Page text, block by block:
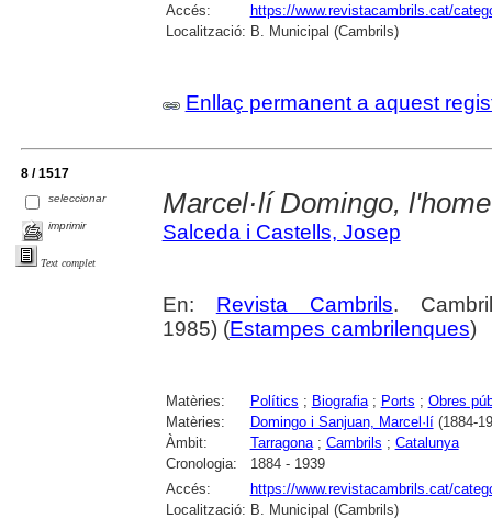
Accés:
https://www.revistacambrils.cat/
Localització: B. Municipal (Cambrils)
Enllaç permanent a aquest
8 / 1517
seleccionar
imprimir
Text complet
Marcel·lí Domingo,
Salceda i Castells, Josep
En: Revista Cambrils.
1985) (Estampes cambrilenques)
Matèries: Polítics ; Biografia; Ports ; Obres
Matèries:
Domingo i Sanjuan, Marcel·lí(1884-
Àmbit:
Tarragona; Cambrils ; Catalunya
Cronologia:
1884 - 1939
Accés:
https://www.revistacambrils.cat/
Localització: B. Municipal (Cambrils)